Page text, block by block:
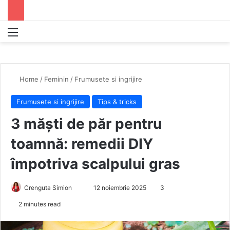
Home / Feminin / Frumusete si ingrijire
Frumusete si ingrijire Tips & tricks
3 măști de păr pentru
toamnă: remedii DIY
împotriva scalpului gras
Crenguta Simion
d
12 noiembrie 2025 3
2 minutes read